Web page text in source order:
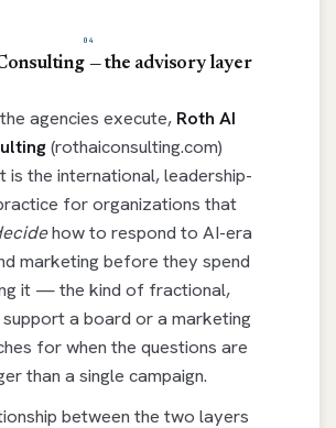
04
— the advisory layer
agencies execute, Roth AI
(rothaiconsulting.com)
is the international, leadership-
for organizations that
how to respond to AI-era
marketing before they spend
it — the kind of fractional,
a board or a marketing
for when the questions are
than a single campaign.
between the two layers